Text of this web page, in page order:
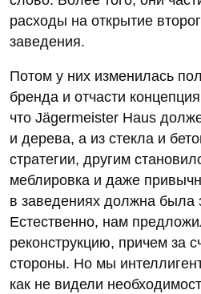
расходы на открытие
заведения.
Потом у них изменилась
бренда и отчасти
что Jägermeister Haus
и дерева, а из стекла и
стратегии, другим
меблировка и даже
в заведениях должна была
Естественно, нам
реконструкцию, причем за
стороны. Но мы
как не видели